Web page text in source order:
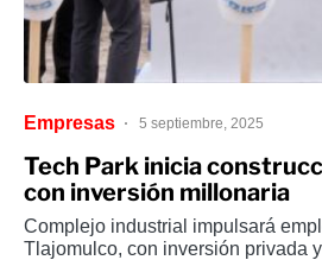
Empresas 5 septiembre, 2025
Tech Park inicia
con inversión millonaria
Complejo industrial impulsará
Tlajomulco, con inversión privada